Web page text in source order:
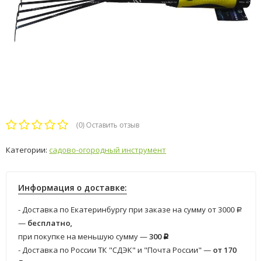
(0) Оставить отзыв
Категории: садово-огородный инструмент
Информация о доставке:
- Доставка по Екатеринбургу при заказе на сумму от 3000 Р
— бесплатно,
при покупке на меньшую сумму —300 Р
- Доставка по России ТК "СДЭК" и "Почта России" — от 170